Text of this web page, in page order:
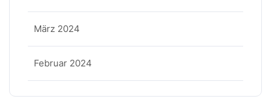
März 2024
Februar 2024